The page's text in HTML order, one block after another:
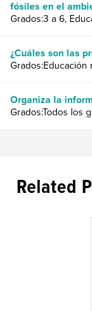
fósiles en el
Grados:3 a 6,
¿Cuáles son las
Grados:Educación
Organiza la
Grados:Todos los
Related